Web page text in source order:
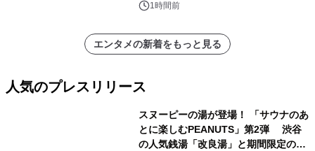
ン1時間前
エンタメの新着をもっと見る
人気のプレスリリース
スヌーピーの湯が登場！ 「サウナのあ
とに楽しむPEANUTS」第2弾 渋谷
の人気銭湯「改良湯」と期間限定のコ